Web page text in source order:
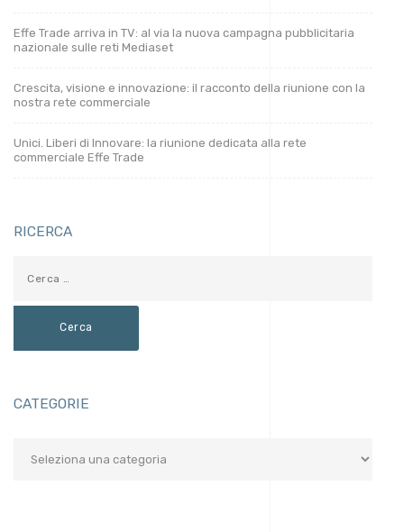
Effe Trade arriva in TV: al via la nuova campagna pubblicitaria
nazionale sulle reti Mediaset
Crescita, visione e innovazione: il racconto della riunione con la
nostra rete commerciale
Unici. Liberi di Innovare: la riunione dedicata alla rete
commerciale Effe Trade
RICERCA
CATEGORIE